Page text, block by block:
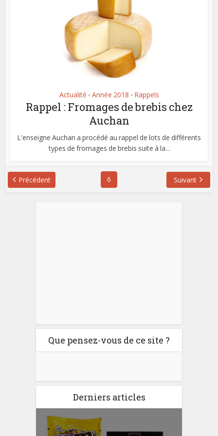
Actualité • Année 2018 • Rappels
Rappel : Fromages de brebis chez
Auchan
L'enseigne Auchan a procédé au rappel de lots de différents
types de fromages de brebis suite à la...
Précédent 6 Suivant
Que pensez-vous de ce site ?
Derniers articles